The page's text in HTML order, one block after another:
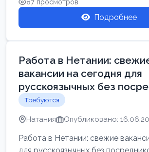
87 просмотров
Подробнее
Работа в Нетании:
вакансии на сегодня для
русскоязычных без
Требуются
Натания Опубликовано:
Работа в Нетании: свежие